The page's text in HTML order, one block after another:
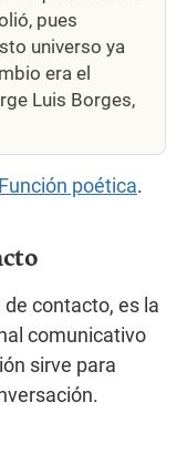
pues
universo ya
era el
Luis Borges,
Función poética.
contacto, es la
comunicativo
sirve para